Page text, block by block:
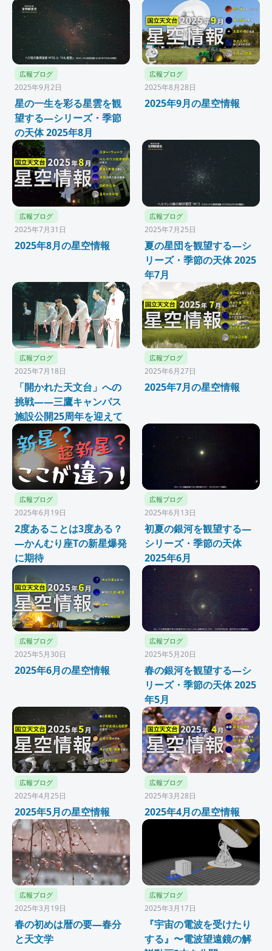
広報ブログ
2025年9月2日
星の一生を彩る星雲を観
望する―シリーズ・季節
の天体 2025年8月
広報ブログ
2025年8月28日
2025年9月の星空情報
広報ブログ
2025年7月31日
2025年8月の星空情報
広報ブログ
2025年7月25日
夏の星団を観望する―シ
リーズ・季節の天体 2025
年7月
広報ブログ
2025年7月18日
「開かれた天文台」への
挑戦——三鷹キャンパス
施設公開25周年を迎えて
広報ブログ
2025年6月27日
2025年7月の星空情報
広報ブログ
2025年6月19日
2度あることは3度ある？
―かんむり座Tの新星爆発
に期待
広報ブログ
2025年6月13日
初夏の銀河を観望する―
シリーズ・季節の天体
2025年6月
広報ブログ
2025年5月30日
2025年6月の星空情報
広報ブログ
2025年5月20日
春の銀河を観望する―シ
リーズ・季節の天体 2025
年5月
広報ブログ
2025年4月25日
2025年5月の星空情報
広報ブログ
2025年3月28日
2025年4月の星空情報
広報ブログ
2025年3月19日
春の初めは暦の要―春分
と天文学
広報ブログ
2025年3月17日
『宇宙の電波を受けたり
する』〜電波望遠鏡の解